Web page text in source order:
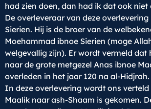
had zien doen, dan had ik dat ook niet
De overleveraar van deze overlevering
Sierien. Hij is de broer van de
Moehammad ibnoe Sierien (moge
welgevallig zijn). Er wordt vermeld dat
naar de grote metgezel Anas ibnoe
overleden in het jaar 120 na al-Hidjrah.
In deze overlevering wordt ons
Maalik naar ash-Shaam is gekomen.